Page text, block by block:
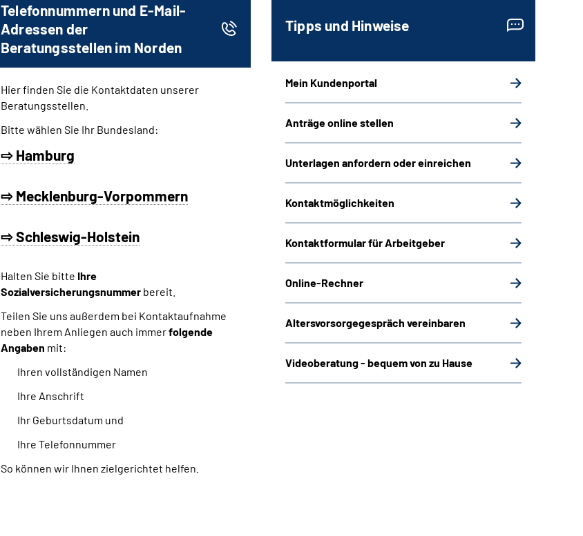
Telefonnummern und E-Mail-
Adressen der
Beratungsstellen im Norden
Hier finden Sie die Kontaktdaten unserer
Beratungsstellen.
Bitte wählen Sie Ihr Bundesland:
⇨ Hamburg
⇨ Mecklenburg-Vorpommern
⇨ Schleswig-Holstein
Halten Sie bitte Ihre
Sozialversicherungsnummerbereit.
Teilen Sie uns außerdem bei Kontaktaufnahme
neben Ihrem Anliegen auch immerfolgende
Angaben mit:
Ihren vollständigen Namen
Ihre Anschrift
Ihr Geburtsdatum und
Ihre Telefonnummer
So können wir Ihnen zielgerichtet helfen.
Tipps und Hinweise
Mein Kundenportal
Anträge online stellen
Unterlagen anfordern oder einreichen
Kontaktmöglichkeiten
Kontaktformular für Arbeitgeber
Online-Rechner
Altersvorsorgegespräch vereinbaren
Videoberatung - bequem von zu Hause